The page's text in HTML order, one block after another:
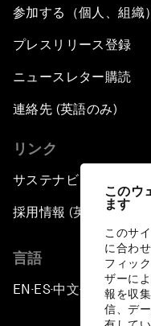
このウ
ます
このサ
に合わ
フィッ
ザーに
報を収
信、デ
参加する（個人、組織）
プレスリリース登録
ニュースレター購読
連絡先 (英語のみ)
リンク
サステナビリティへの
採用情報 (英語のみ)
言語
EN ▪ ES▪中文▪ 日本語